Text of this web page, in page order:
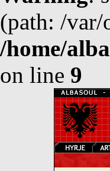
(path: /
/home/
on line 9